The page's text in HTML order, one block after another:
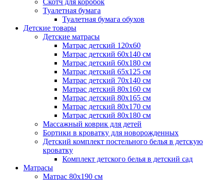
Туалетная бумага
Туалетная бумага обухов
Детские товары
Детские матрасы
Матрас детский 120х60
Матрас детский 60х140 см
Матрас детский 60х180 см
Матрас детский 65х125 см
Матрас детский 70х140 см
Матрас детский 80х160 см
Матрас детский 80х165 см
Матрас детский 80х170 см
Матрас детский 80х180 см
Массажный коврик для детей
Бортики в кроватку для новорожденных
Детский комплект постельного белья в детскую
кроватку
Комплект детского белья в детский сад
Матрасы
Матрас 80х190 см